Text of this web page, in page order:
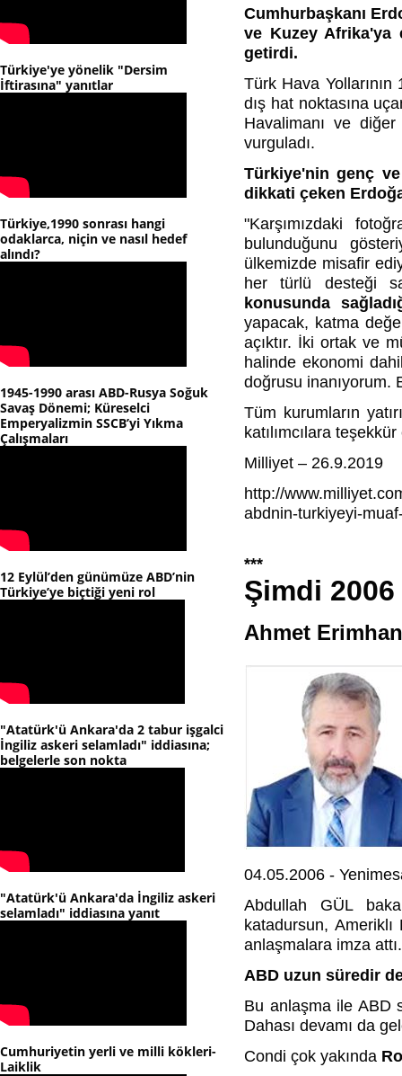
Türkiye'ye yönelik "Dersim
İftirasına" yanıtlar
Türkiye,1990 sonrası hangi
odaklarca, niçin ve nasıl hedef
alındı?
1945-1990 arası ABD-Rusya Soğuk
Savaş Dönemi; Küreselci
Emperyalizmin SSCB’yi Yıkma
Çalışmaları
12 Eylül’den günümüze ABD’nin
Türkiye’ye biçtiği yeni rol
"Atatürk'ü Ankara'da 2 tabur işgalci
İngiliz askeri selamladı" iddiasına;
belgelerle son nokta
"Atatürk'ü Ankara'da İngiliz askeri
selamladı" iddiasına yanıt
Cumhuriyetin yerli ve milli kökleri-
Laiklik
Cumhurbaşkanı
ve Kuzey Afrika'ya
getirdi.
Türk Hava
dış hat noktasına
Havalimanı ve
vurguladı.
Türkiye'nin genç
dikkati çeken
"Karşımızdaki
bulunduğunu
ülkemizde misafir
her türlü desteği
konusunda
yapacak, katma
açıktır. İki ortak ve
halinde ekonomi
doğrusu inanıyorum.
Tüm kurumların
katılımcılara
Milliyet – 26.9.2019
http://
abdnin-turkiyeyi-
***
Şimdi 2006
Ahmet
04.05.2006 -
Abdullah GÜL
katadursun,
anlaşmalara imza attı.
ABD uzun süredir
Bu anlaşma ile ABD
Dahası devamı da
Condi çok yakında